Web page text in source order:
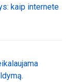
kaip internete